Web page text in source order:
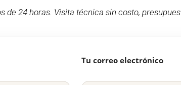
de 24 horas. Visita técnica sin costo,
Tu correo electrónico